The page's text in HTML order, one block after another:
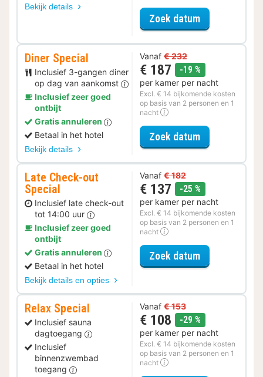
Bekijk details
Zoek datumvoor Zomer
Diner Special
Inclusief 3-gangen diner
op dag van aankomst
Inclusief zeer goed
ontbijt
Gratis annuleren
Betaal in het hotel
Bekijk details
Vanaf € 232
€ 187 -19 %
per kamer per nacht
Excl. € 14 bijkomende kosten
op basis van 2 personen en 1
nacht
Zoek datumvoor Diner
Late Check-out
Special
Inclusief late check-out
tot 14:00 uur
Inclusief zeer goed
ontbijt
Gratis annuleren
Betaal in het hotel
Bekijk details en opties
Vanaf € 182
€ 137 -25 %
per kamer per nacht
Excl. € 14 bijkomende kosten
op basis van 2 personen en 1
nacht
Zoek datumvoor Late
Relax Special
Inclusief sauna
dagtoegang
Inclusief
binnenzwembad
toegang
Vanaf € 153
€ 108 -29 %
per kamer per nacht
Excl. € 14 bijkomende kosten
op basis van 2 personen en 1
nacht